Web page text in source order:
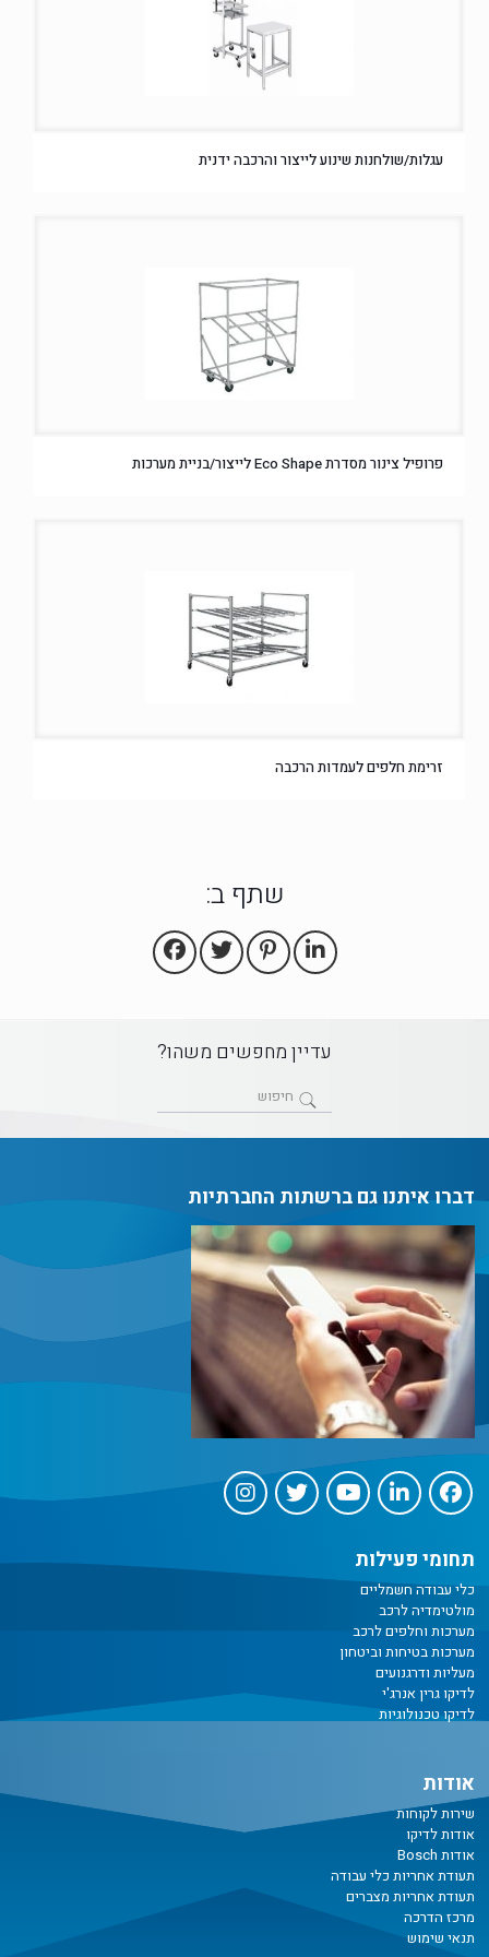
עגלות/שולחנות שינוע לייצור והרכבה ידנית
פרופיל צינור מסדרת Eco Shape לייצור/בניית מערכות
זרימת חלפים לעמדות הרכבה
שתף ב:
עדיין מחפשים משהו?
דברו איתנו גם ברשתות החברתיות
תחומי פעילות
כלי עבודה חשמליים
מולטימדיה לרכב
מערכות וחלפים לרכב
מערכות בטיחות וביטחון
מעליות ודרגנועים
לדיקו גרין אנרג'י
לדיקו טכנולוגיות
אודות
שירות לקוחות
אודות לדיקו
אודות Bosch
תעודת אחריות כלי עבודה
תעודת אחריות מצברים
מרכז הדרכה
תנאי שימוש